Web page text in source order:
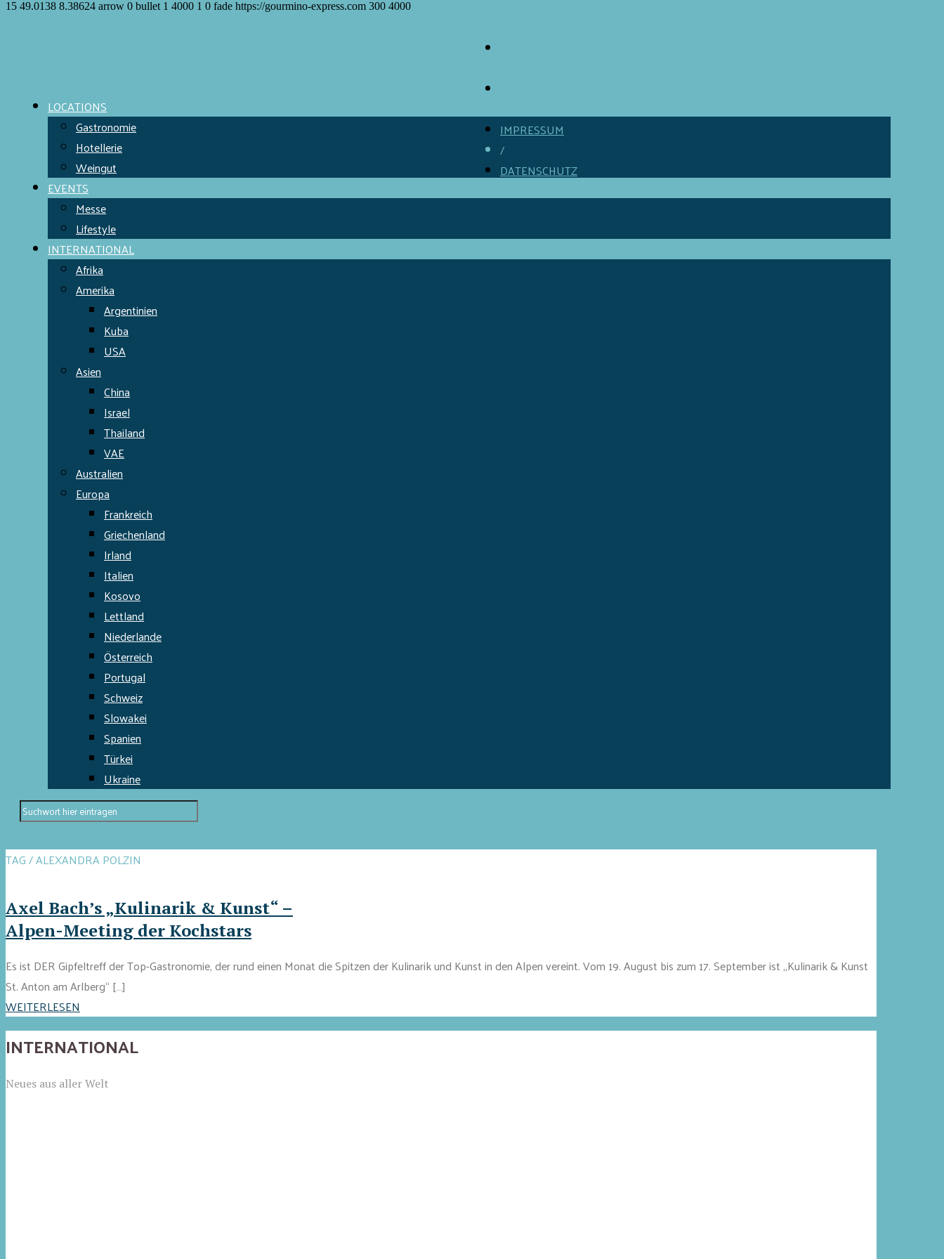
15 49.0138 8.38624 arrow 0 bullet 1 4000 1 0 fade https://gourmino-express.com 300 4000
IMPRESSUM
/
DATENSCHUTZ
LOCATIONS
Gastronomie
Hotellerie
Weingut
EVENTS
Messe
Lifestyle
INTERNATIONAL
Afrika
Amerika
Argentinien
Kuba
USA
Asien
China
Israel
Thailand
VAE
Australien
Europa
Frankreich
Griechenland
Irland
Italien
Kosovo
Lettland
Niederlande
Österreich
Portugal
Schweiz
Slowakei
Spanien
Türkei
Ukraine
TAG / ALEXANDRA POLZIN
Axel Bach’s „Kulinarik & Kunst“ –
Alpen-Meeting der Kochstars
Es ist DER Gipfeltreff der Top-Gastronomie, der rund einen Monat die Spitzen der Kulinarik und Kunst in den Alpen vereint. Vom 19. August bis zum 17. September ist „Kulinarik & Kunst
St. Anton am Arlberg“ […]
WEITERLESEN
INTERNATIONAL
Neues aus aller Welt